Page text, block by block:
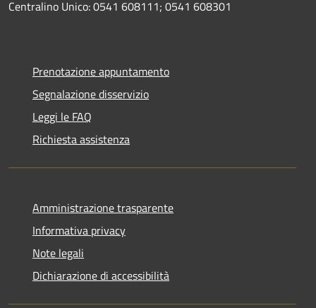
Centralino Unico: 0541 608111; 0541 608301
Prenotazione appuntamento
Segnalazione disservizio
Leggi le FAQ
Richiesta assistenza
Amministrazione trasparente
Informativa privacy
Note legali
Dichiarazione di accessibilità